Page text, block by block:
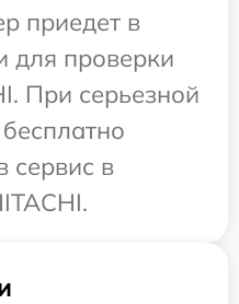
приедет в
для проверки
При серьезной
сервис в